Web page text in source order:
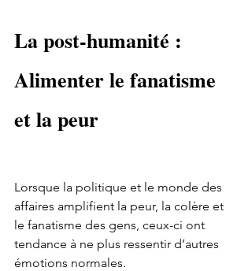
La post-humanité :
Alimenter le fanatisme
et la peur
Lorsque la politique et le monde des
affaires amplifient la peur, la colère et
le fanatisme des gens, ceux-ci ont
tendance à ne plus ressentir d’autres
émotions normales.